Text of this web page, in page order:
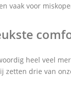
vaak voor
heel veel
zetten drie van